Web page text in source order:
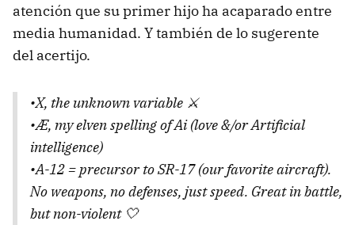
atención que su primer hijo ha acaparado entre
media humanidad. Y también de lo sugerente
del acertijo.
•X, the unknown variable ⚔️
•Æ, my elven spelling of Ai (love &/or Artificial
intelligence)
•A-12 = precursor to SR-17 (our favorite aircraft).
No weapons, no defenses, just speed. Great in battle,
but non-violent 🤍